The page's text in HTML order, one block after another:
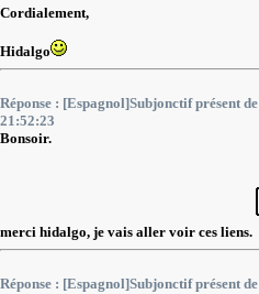
Cordialement,
Hidalgo
Réponse : [Espagnol]Subjonctif présent de
21:52:23
Bonsoir.
merci hidalgo, je vais aller voir ces liens.
Réponse : [Espagnol]Subjonctif présent de